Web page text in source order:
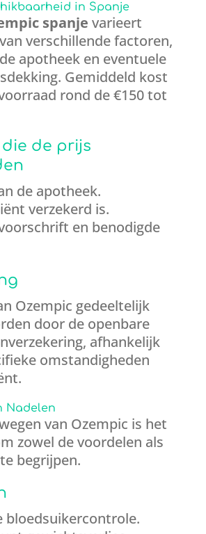
in Spanje
spanje varieert
verschillende factoren,
apotheek en eventuele
Gemiddeld kost
rond de €150 tot
de prijs
de apotheek.
verzekerd is.
en benodigde
Ozempic gedeeltelijk
door de openbare
afhankelijk
omstandigheden
Nadelen
van Ozempic is het
zowel de voordelen als
begrijpen.
bloedsuikercontrole.